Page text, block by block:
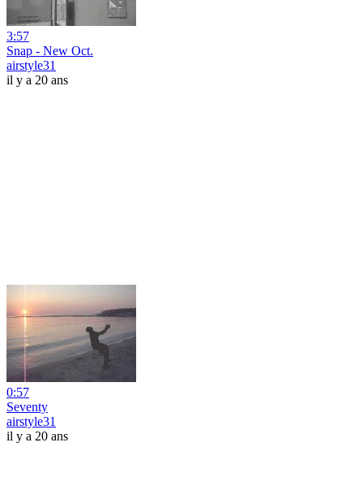
3:57
Snap - New Oct.
airstyle31
il y a 20 ans
0:57
Seventy
airstyle31
il y a 20 ans